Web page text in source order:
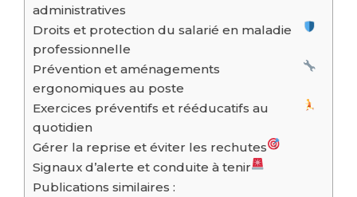
administratives
Droits et protection du salarié en maladie
professionnelle
Prévention et aménagements
ergonomiques au poste
Exercices préventifs et rééducatifs au
quotidien
Gérer la reprise et éviter les rechutes
Signaux d’alerte et conduite à tenir
Publications similaires :